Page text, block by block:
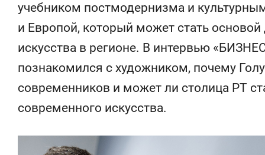
учебником постмодернизма и
и Европой, который может стать
искусства в регионе. В интервью
познакомился с художником, почему
современников и может ли столица РТ
современного искусства.